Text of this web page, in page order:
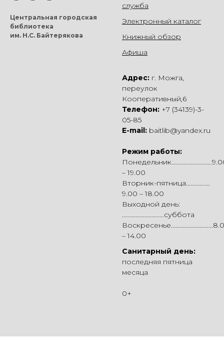
Центральная городская
библиотека
им. Н.С. Байтерякова
служба
Электронный каталог
Книжный обзор
Афиша
Адрес: г. Можга,
переулок
Кооперативный,6
Телефон: +7 (34139)-3-
05-85
E-mail: baitlib@yandex.ru
Режим работы:
– 19.00
Вторник-пятница................
9.00 – 18.00
Выходной день:
............................суббота
– 14.00
Санитарный день:
последняя пятница
месяца
0+